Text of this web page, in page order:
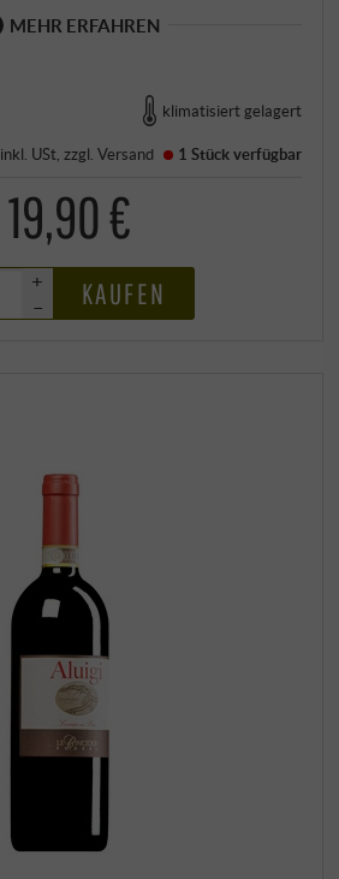
MEHR ERFAHREN
klimatisiert gelagert
inkl. USt, zzgl.Versand 1 Stückverfügbar
19,90 €
+
–
KAUFEN